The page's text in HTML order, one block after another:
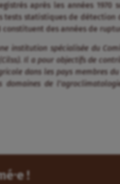
après les années
tests statistiques de
constituent des années de
institution spécialisée du
Il a pour objectifs de
dans les pays membres
de
!